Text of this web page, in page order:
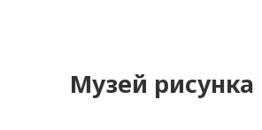
Музей рисунка